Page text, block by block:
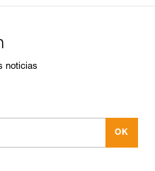
noticias